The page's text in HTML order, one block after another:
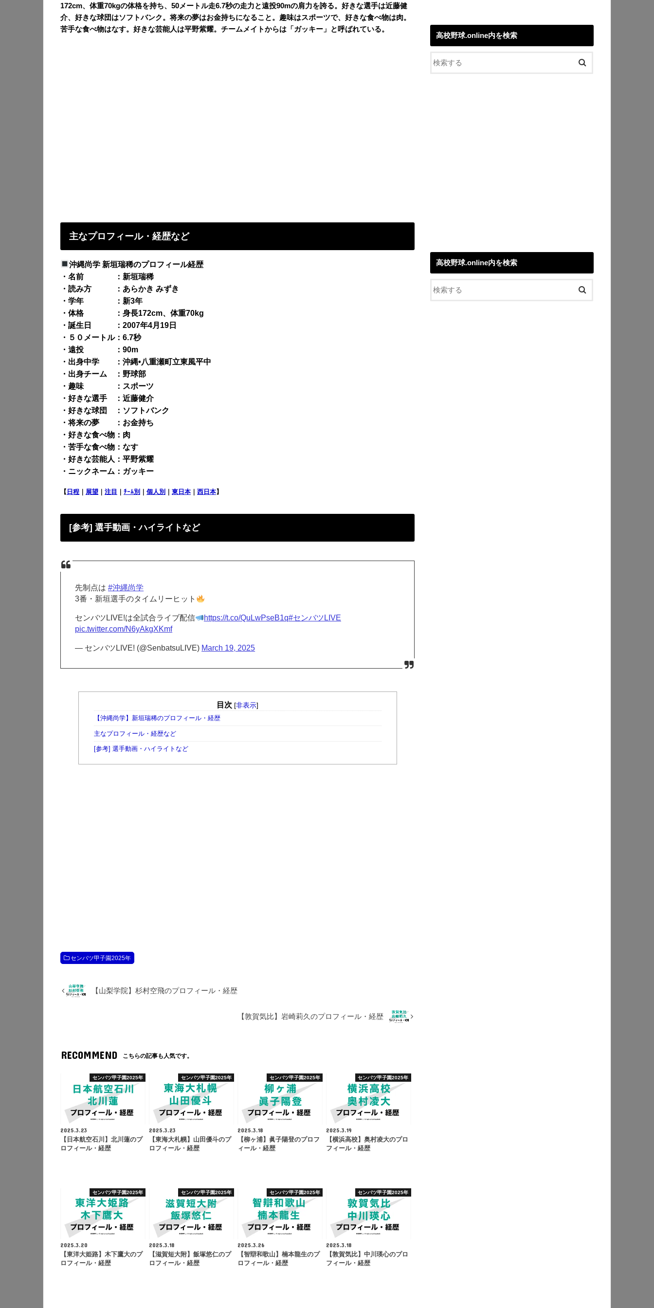
172cm、体重70kgの体格を持ち、50メートル走6.7秒の走力と遠投90mの肩力を誇る。好きな選手は近藤健
介、好きな球団はソフトバンク。将来の夢はお金持ちになること。趣味はスポーツで、好きな食べ物は肉。
苦手な食べ物はなす。好きな芸能人は平野紫耀。チームメイトからは「ガッキー」と呼ばれている。
主なプロフィール・経歴など
沖縄尚学 新垣瑞稀のプロフィール経歴
・名前 ：新垣瑞稀
・読み方 ：あらかき みずき
・学年 ：新3年
・体格 ：身長172cm、体重70kg
・誕生日 ：2007年4月19日
・５０メートル：6.7秒
・遠投 ：90m
・出身中学 ：沖縄•八重瀬町立東風平中
・出身チーム ：野球部
・趣味 ：スポーツ
・好きな選手 ：近藤健介
・好きな球団 ：ソフトバンク
・将来の夢 ：お金持ち
・好きな食べ物：肉
・苦手な食べ物：なす
・好きな芸能人：平野紫耀
・ニックネーム：ガッキー
【 日程 展望 注目 ﾁｰﾑ別 個人別 東日本 西日本】
[参考] 選手動画・ハイライトなど
先制点は#沖縄尚学
3番・新垣選手のタイムリーヒット
センバツLIVE!は全試合ライブ配信 https://t.co/QuLwPseB1q#センバツLIVE
pic.twitter.com/N6yAkgXKmf
— センバツLIVE! (@SenbatsuLIVE) March 19, 2025
目次 [非表示]
【沖縄尚学】新垣瑞稀のプロフィール・経歴
主なプロフィール・経歴など
[参考] 選手動画・ハイライトなど
センバツ甲子園2025年
【山梨学院】杉村空飛のプロフィール・経歴
【敦賀気比】岩崎莉久のプロフィール・経歴
RECOMMEND こちらの記事も人気です。
センバツ甲子園2025年
2025.3.23
【日本航空石川】北川蓮のプ
ロフィール・経歴
センバツ甲子園2025年
2025.3.23
【東海大札幌】山田優斗のプ
ロフィール・経歴
センバツ甲子園2025年
2025.3.18
【柳ヶ浦】眞子陽登のプロフ
ィール・経歴
センバツ甲子園2025年
2025.3.19
【横浜高校】奥村凌大のプロ
フィール・経歴
センバツ甲子園2025年
2025.3.20
【東洋大姫路】木下鷹大のプ
ロフィール・経歴
センバツ甲子園2025年
2025.3.18
【滋賀短大附】飯塚悠仁のプ
ロフィール・経歴
センバツ甲子園2025年
2025.3.26
【智辯和歌山】楠本龍生のプ
ロフィール・経歴
センバツ甲子園2025年
2025.3.18
【敦賀気比】中川瑛心のプロ
フィール・経歴
高校野球.online内を検索
高校野球.online内を検索